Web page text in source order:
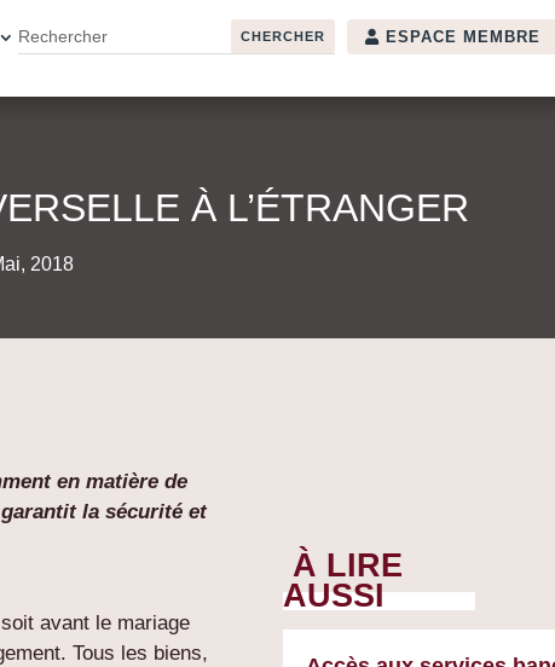
ESPACE MEMBRE
À L’ÉTRANGER
2018
en matière de
la sécurité et
avant le mariage
Tous les biens,
À LIRE
AUSSI